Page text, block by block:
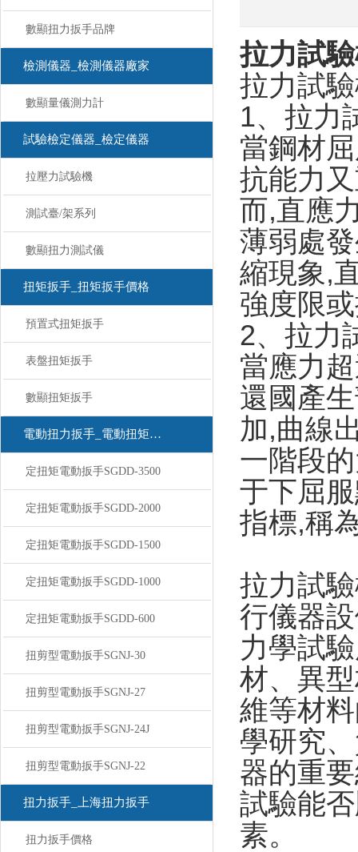
數顯扭力扳手品牌
檢測儀器_檢測儀器廠家
數顯量儀測力計
試驗檢定儀器_檢定儀器
拉壓力試驗機
測試臺/架系列
數顯扭力測試儀
扭矩扳手_扭矩扳手價格
預置式扭矩扳手
表盤扭矩扳手
數顯扭矩扳手
電動扭力扳手_電動扭矩扳手
定扭矩電動扳手SGDD-3500
定扭矩電動扳手SGDD-2000
定扭矩電動扳手SGDD-1500
定扭矩電動扳手SGDD-1000
定扭矩電動扳手SGDD-600
扭剪型電動扳手SGNJ-30
扭剪型電動扳手SGNJ-27
扭剪型電動扳手SGNJ-24J
扭剪型電動扳手SGNJ-22
扭力扳手_上海扭力扳手
扭力扳手價格
拉力試
拉力試
1、 拉力
當鋼材
抗能力
而,直應
薄弱處
縮現象,
強度限
2、 拉力
當應力
還國產
加,曲線
一階段
于下屈
指標,稱
拉力試
行儀器
力學試
材、異
維等材
學研究
器的重
試驗能
素。